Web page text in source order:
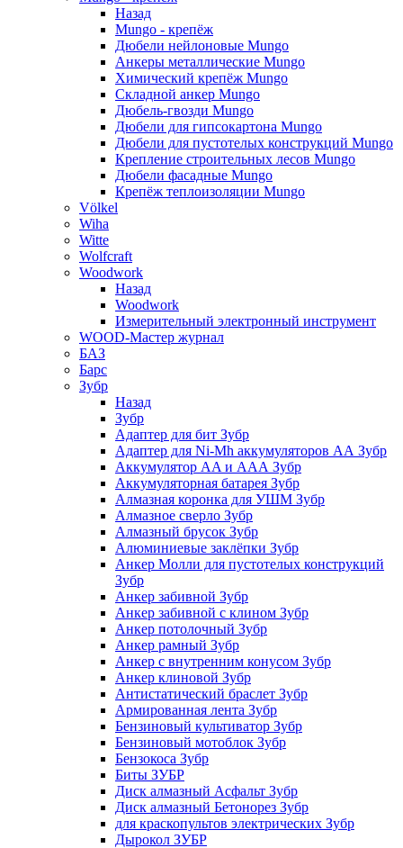
Назад
Mungo - крепёж
Дюбели нейлоновые Mungo
Анкеры металлические Mungo
Химический крепёж Mungo
Складной анкер Mungo
Дюбель-гвозди Mungo
Дюбели для гипсокартона Mungo
Дюбели для пустотелых конструкций Mungo
Крепление строительных лесов Mungo
Дюбели фасадные Mungo
Крепёж теплоизоляции Mungo
Völkel
Wiha
Witte
Wolfcraft
Woodwork
Назад
Woodwork
Измерительный электронный инструмент
WOOD-Мастер журнал
БАЗ
Барс
Зубр
Назад
Зубр
Адаптер для бит Зубр
Адаптер для Ni-Mh аккумуляторов АА Зубр
Аккумулятор AA и ААА Зубр
Аккумуляторная батарея Зубр
Алмазная коронка для УШМ Зубр
Алмазное сверло Зубр
Алмазный брусок Зубр
Алюминиевые заклёпки Зубр
Анкер Молли для пустотелых конструкций
Зубр
Анкер забивной Зубр
Анкер забивной с клином Зубр
Анкер потолочный Зубр
Анкер рамный Зубр
Анкер с внутренним конусом Зубр
Анкер клиновой Зубр
Антистатический браслет Зубр
Армированная лента Зубр
Бензиновый культиватор Зубр
Бензиновый мотоблок Зубр
Бензокоса Зубр
Биты ЗУБР
Диск алмазный Асфальт Зубр
Диск алмазный Бетонорез Зубр
для краскопультов электрических Зубр
Дырокол ЗУБР